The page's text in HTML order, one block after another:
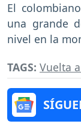
El
una grande
nivel en la
TAGS: Vuelta